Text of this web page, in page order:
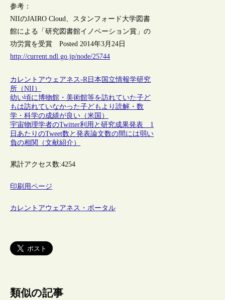
参考：
NIIのJAIRO Cloud、スタンフォード大学図書
館による「研究図書館イノベーション賞」の
功労賞を受賞 Posted 2014年3月24日
http://current.ndl.go.jp/node/25744
カレントアウェアネス-R日本 国立情報学研究
所（NII）
幼い頃に博物館・美術館等を訪れていた子ど
もは訪れていなかった子どもより読解・数
学・科学の成績が良い（米国）
宇宙物理学者のTwitter利用と研究成果発表 1
日あたりのTweet数と発表論文数の間には弱い
負の相関（文献紹介）
累計アクセス数:4254
印刷用ページ
カレントアウェアネス・ポータル
類似の記事